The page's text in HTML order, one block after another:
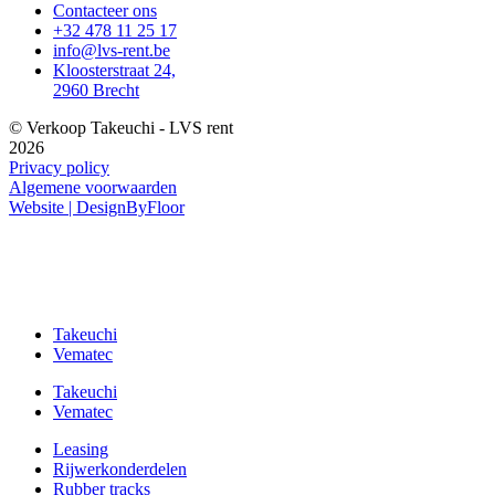
Contacteer ons
+32 478 11 25 17
info@lvs-rent.be
Kloosterstraat 24,
2960 Brecht
© Verkoop Takeuchi - LVS rent
2026
Privacy policy
Algemene voorwaarden
Website | DesignByFloor
Takeuchi
Vematec
Takeuchi
Vematec
Leasing
Rijwerkonderdelen
Rubber tracks